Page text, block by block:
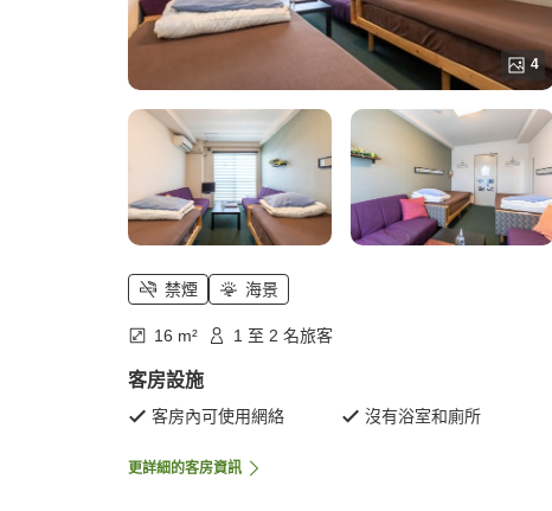
4
禁煙 海景
16 m² 1 至 2 名旅客
客房設施
客房內可使用網絡 沒有浴室和廁所
更詳細的客房資訊